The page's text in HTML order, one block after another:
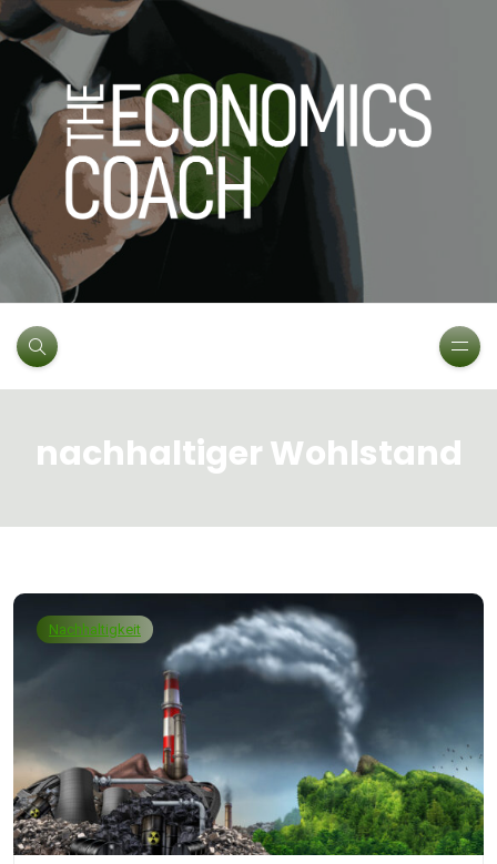
nachhaltiger Wohlstand
Nachhaltigkeit